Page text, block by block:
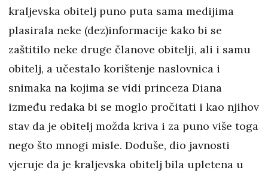
kraljevska obitelj puno puta sama medijima
plasirala neke (dez)informacije kako bi se
zaštitilo neke druge članove obitelji, ali i samu
obitelj, a učestalo korištenje naslovnica i
snimaka na kojima se vidi princeza Diana
između redaka bi se moglo pročitati i kao njihov
stav da je obitelj možda kriva i za puno više toga
nego što mnogi misle. Doduše, dio javnosti
vjeruje da je kraljevska obitelj bila upletena u